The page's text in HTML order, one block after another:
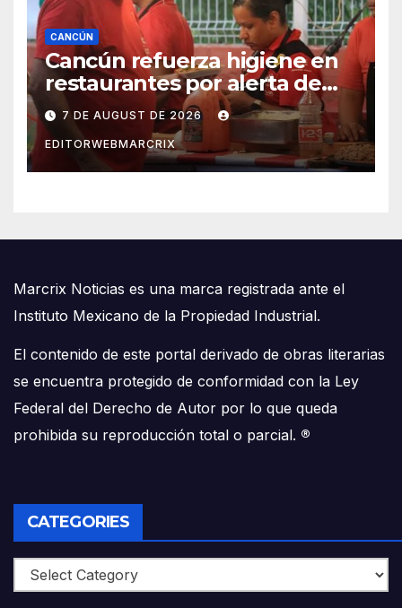
CANCÚN
Cancún refuerza higiene en
restaurantes por alerta de
infecciones intestinales
7 DE AUGUST DE 2026
EDITORWEBMARCRIX
Marcrix Noticias es una marca registrada ante el
Instituto Mexicano de la Propiedad Industrial.
El contenido de este portal derivado de obras literarias
se encuentra protegido de conformidad con la Ley
Federal del Derecho de Autor por lo que queda
prohibida su reproducción total o parcial. ®
CATEGORIES
Categories